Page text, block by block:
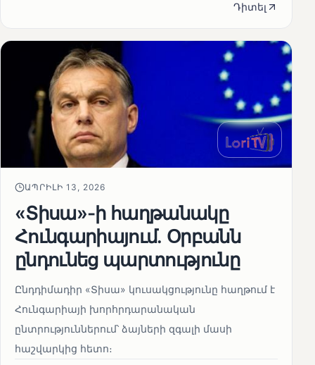
Դիտել
ԱՊՐԻԼԻ 13, 2026
«Տիսա»-ի հաղթանակը
Հունգարիայում․ Օրբանն
ընդունեց պարտությունը
Ընդդիմադիր «Տիսա» կուսակցությունը հաղթում է
Հունգարիայի խորհրդարանական
ընտրություններում՝ ձայների զգալի մասի
հաշվարկից հետո։